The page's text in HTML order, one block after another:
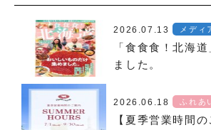
2026.07.13 メディ
「食食食！北海
ました。
2026.06.18 ふれあ
【夏季営業時間の